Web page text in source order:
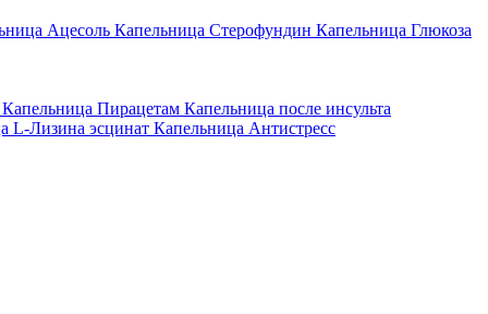
Ацесоль Капельница Стерофундин Капельница Глюкоза
Капельница Пирацетам Капельница после инсульта
L-Лизина эсцинат Капельница Антистресс